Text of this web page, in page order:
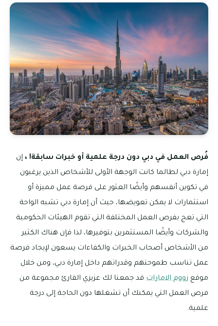
فُرص العمل في دبي دون درجة علمية أو خبرات سابقة! ، إن
إمارة دبي لطالما كانت الوجهة الأولى للأشخاص الذين يرغبون
في تكوين أنفسهم وأيضًا العثور على فرصة عمل مميزة أو
استثمارات لا يمكن تعويضها، حيث أن إمارة دبي تشبه الواحة
التي تعج بفرص العمل المختلفة التي تقوم الهيئات الحكومية
والشركات وأيضًا المستثمرين بتوفيرها، لذا فإن هناك الكثير
من الأشخاص أصحاب الخبرات والكفاءات يسعون لإيجاد فرصة
عمل تناسب طموحتهم وقدراتهم داخل إمارة دبي، ومن خلال
موقع زووم الامارات قد جمعنا لك عزيزي القارئ مجموعة من
فرص العمل التي يمكنك أن تشغلها دون الحاجة إلى درجة
علمية.